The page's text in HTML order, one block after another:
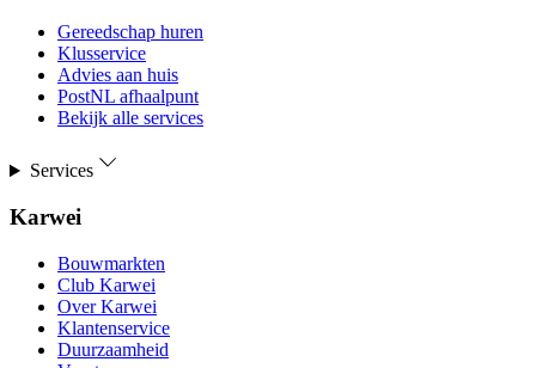
Gereedschap huren
Klusservice
Advies aan huis
PostNL afhaalpunt
Bekijk alle services
Services
Karwei
Bouwmarkten
Club Karwei
Over Karwei
Klantenservice
Duurzaamheid